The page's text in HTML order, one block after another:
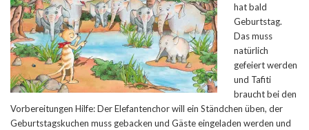
hat bald
Geburtstag.
Das muss
natürlich
gefeiert werden
und Tafiti
braucht bei den
Vorbereitungen Hilfe: Der Elefantenchor will ein Ständchen üben, der
Geburtstagskuchen muss gebacken und Gäste eingeladen werden und